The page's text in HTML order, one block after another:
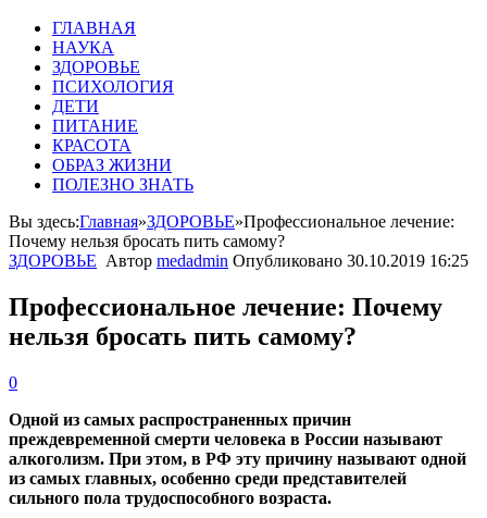
ГЛАВНАЯ
НАУКА
ЗДОРОВЬЕ
ПСИХОЛОГИЯ
ДЕТИ
ПИТАНИЕ
КРАСОТА
ОБРАЗ ЖИЗНИ
ПОЛЕЗНО ЗНАТЬ
Вы здесь:Главная»ЗДОРОВЬЕ»Профессиональное лечение:
Почему нельзя бросать пить самому?
ЗДОРОВЬЕ Автор medadmin Опубликовано 30.10.2019 16:25
Профессиональное лечение: Почему
нельзя бросать пить самому?
0
Одной из самых распространенных причин
преждевременной смерти человека в России называют
алкоголизм. При этом, в РФ эту причину называют одной
из самых главных, особенно среди представителей
сильного пола трудоспособного возраста.